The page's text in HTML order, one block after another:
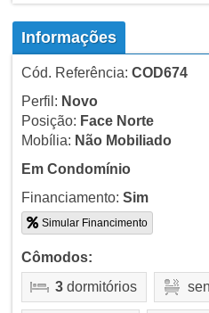
Informações
Cód. Referência: COD674
Perfil: Novo
Posição: Face Norte
Mobília: Não Mobiliado
Em Condomínio
Financiamento: Sim
Simular Financimento
Cômodos:
3dormitórios